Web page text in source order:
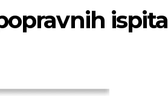
ispita